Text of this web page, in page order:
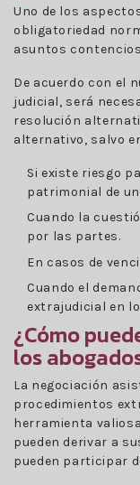
Uno de los
obligatoriedad
asuntos
De acuerdo con el
judicial, será
resolución
alternativo, salvo
Si existe riesgo
patrimonial de
Cuando la
por las partes.
En casos de
Cuando el
extrajudicial en
¿Cómo
los
La negociación
procedimientos
herramienta
pueden derivar a
pueden participar